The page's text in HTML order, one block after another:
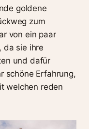
goldene
zum
von ein paar
da sie ihre
und dafür
schöne Erfahrung,
welchen reden